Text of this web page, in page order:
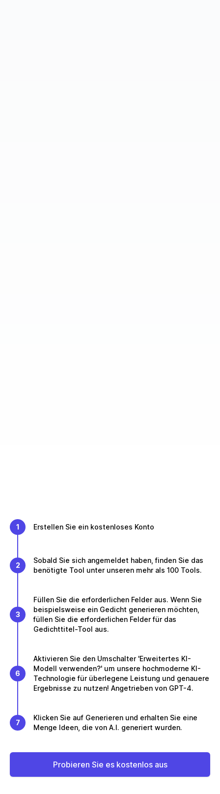
1 Erstellen Sie ein kostenloses Konto
2
Sobald Sie sich angemeldet haben, finden Sie das
benötigte Tool unter unseren mehr als 100 Tools.
3
Füllen Sie die erforderlichen Felder aus. Wenn Sie
beispielsweise ein Gedicht generieren möchten,
füllen Sie die erforderlichen Felder für das
Gedichttitel-Tool aus.
6
Aktivieren Sie den Umschalter 'Erweitertes KI-
Modell verwenden?' um unsere hochmoderne KI-
Technologie für überlegene Leistung und genauere
Ergebnisse zu nutzen! Angetrieben von GPT-4.
7
Klicken Sie auf Generieren und erhalten Sie eine
Menge Ideen, die von A.I. generiert wurden.
Probieren Sie es kostenlos aus